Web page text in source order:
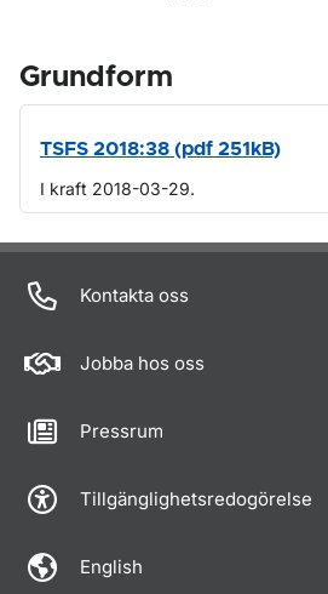
Grundform
TSFS 2018:38 (pdf 251kB)
I kraft 2018-03-29.
Om sidan
Kontakta oss
Jobba hos oss
Pressrum
Tillgänglighetsredogörelse
English